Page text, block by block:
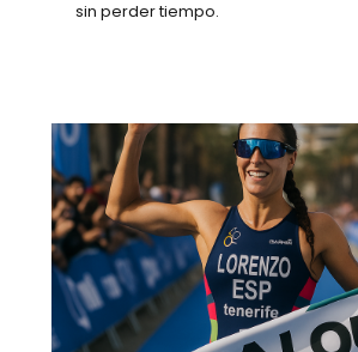
sin perder tiempo.